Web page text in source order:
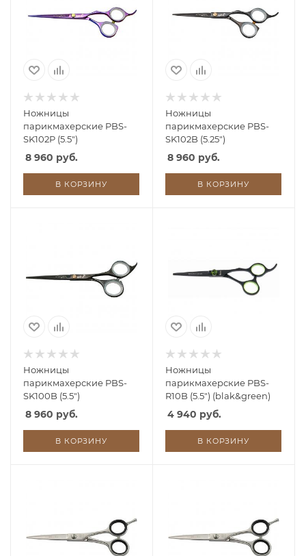
Ножницы
парикмахерские PBS-
SK102P (5.5")
8 960 руб.
В КОРЗИНУ
Ножницы
парикмахерские PBS-
SK102B (5.25")
8 960 руб.
В КОРЗИНУ
Ножницы
парикмахерские PBS-
SK100B (5.5")
8 960 руб.
В КОРЗИНУ
Ножницы
парикмахерские PBS-
R10B (5.5") (blak&green)
4 940 руб.
В КОРЗИНУ